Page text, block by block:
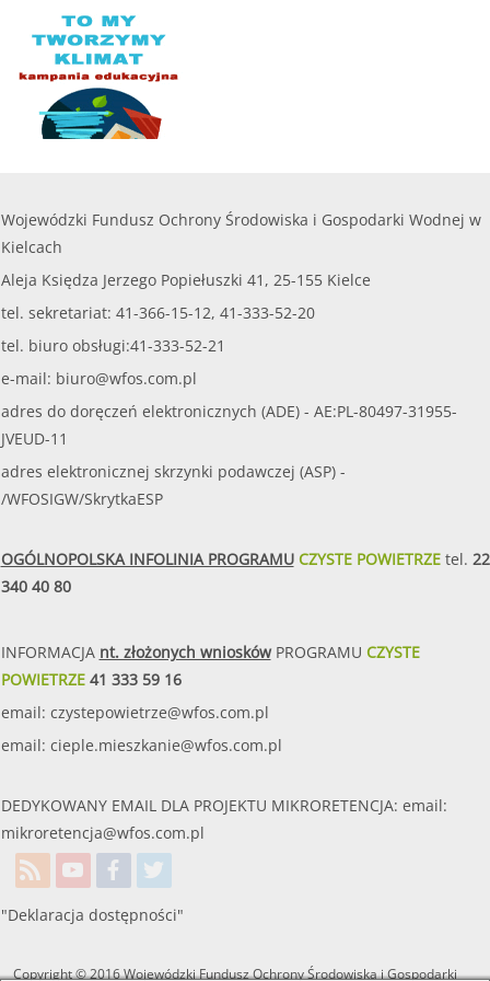
Wojewódzki Fundusz Ochrony Środowiska i Gospodarki Wodnej w
Kielcach
Aleja Księdza Jerzego Popiełuszki 41, 25-155 Kielce
tel. sekretariat: 41-366-15-12, 41-333-52-20
tel. biuro obsługi:41-333-52-21
e-mail: biuro@wfos.com.pl
adres do doręczeń elektronicznych (ADE) - AE:PL-80497-31955-
JVEUD-11
adres elektronicznej skrzynki podawczej (ASP) -
/WFOSIGW/SkrytkaESP
OGÓLNOPOLSKA INFOLINIA PROGRAMUCZYSTE POWIETRZEtel. 22
340 40 80
INFORMACJA nt. złożonych wnioskówPROGRAMU CZYSTE
POWIETRZE41 333 59 16
email: czystepowietrze@wfos.com.pl
email: cieple.mieszkanie@wfos.com.pl
DEDYKOWANY EMAIL DLA PROJEKTU MIKRORETENCJA: email:
mikroretencja@wfos.com.pl
"Deklaracja dostępności"
Copyright © 2016 Wojewódzki Fundusz Ochrony Środowiska i Gospodarki